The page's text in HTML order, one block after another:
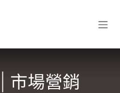
市場營銷